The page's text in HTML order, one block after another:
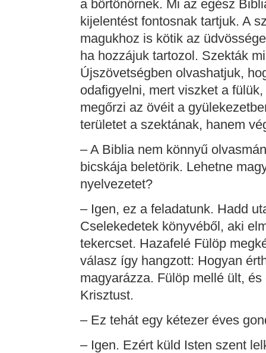
a börtönőrnek. Mi az egész
kijelentést fontosnak tartjuk. A
magukhoz is kötik az
ha hozzájuk tartozol. Szekták
Újszövetségben olvashatjuk,
odafigyelni, mert viszket a
megőrzi az övéit a
területet a szektának, hanem
– A Biblia nem könnyű
bicskája beletörik. Lehetne
nyelvezetet?
– Igen, ez a feladatunk. Hadd
Cselekedetek könyvéből, aki
tekercset. Hazafelé Fülöp
válasz így hangzott: Hogyan
magyarázza. Fülöp mellé ült,
Krisztust.
– Ez tehát egy kétezer éves
– Igen. Ezért küld Isten szent